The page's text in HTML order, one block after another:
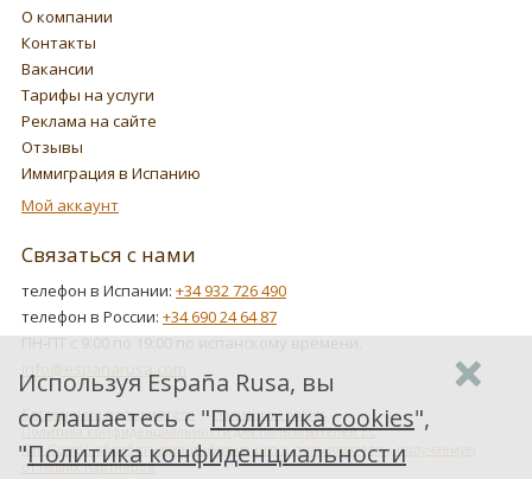
О компании
Контакты
Вакансии
Тарифы на услуги
Реклама на сайте
Отзывы
Иммиграция в Испанию
Мой аккаунт
Связаться с нами
телефон в Испании: +34 932 726 490
телефон в России: +34 690 24 64 87
ПН-ПТ с 9:00 по 19:00 по испанскому времени.
info@espanarusa.com
Соглашение пользователя
Политика cookies
Политика конфиденциальности для пользователей ЕС
Как Google обрабатывает информацию о пользователях, получаемую
от наших партнеров
Используя España Rusa, вы
соглашаетесь с "Политика cookies",
"Политика конфиденциальности